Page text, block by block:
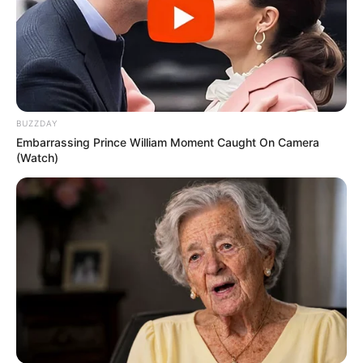
BUZZDAY
Embarrassing Prince William Moment Caught On Camera
(Watch)